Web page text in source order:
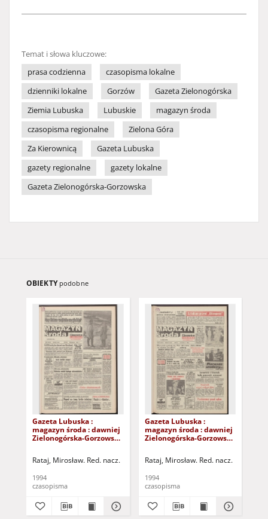
Temat i słowa kluczowe:
prasa codzienna
czasopisma lokalne
dzienniki lokalne
Gorzów
Gazeta Zielonogórska
Ziemia Lubuska
Lubuskie
magazyn środa
czasopisma regionalne
Zielona Góra
Za Kierownicą
Gazeta Lubuska
gazety regionalne
gazety lokalne
Gazeta Zielonogórska-Gorzowska
OBIEKTY podobne
Gazeta Lubuska :
magazyn środa : dawniej
Zielonogórska-Gorzowska
1
Rataj, Mirosław. Red. nacz.
1994
czasopisma
Gazeta Lubuska :
magazyn środa : dawniej
Zielonogórska-Gorzowska
Rataj, Mirosław. Red. nacz.
1994
czasopisma